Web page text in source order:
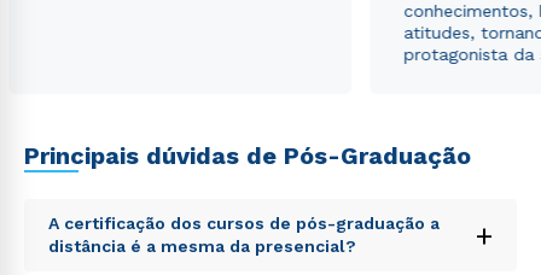
conhecimentos,
atitudes,
protagonista da
Principais dúvidas de Pós-Graduação
A certificação dos cursos de pós-graduação a
distância é a mesma da presencial?
+